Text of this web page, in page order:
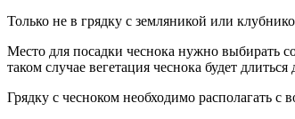
Только не в грядку с земляникой или
Место для посадки чеснока нужно выбирать
таком случае вегетация чеснока будет
Грядку с чесноком необходимо располагать